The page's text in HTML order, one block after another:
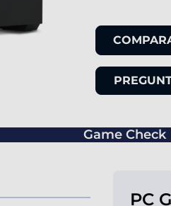
Game Check
PC